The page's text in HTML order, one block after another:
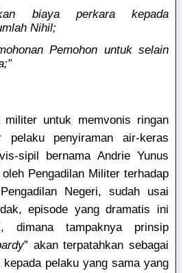
biaya perkara kepada
Nihil;
Pemohon untuk selain
untuk memvonis ringan
pelaku penyiraman air-keras
sipil bernama Andrie Yunus
Pengadilan Militer terhadap
Negeri, sudah usai
episode yang dramatis ini
dimana tampaknya prinsip
” akan terpatahkan sebagai
pelaku yang sama yang